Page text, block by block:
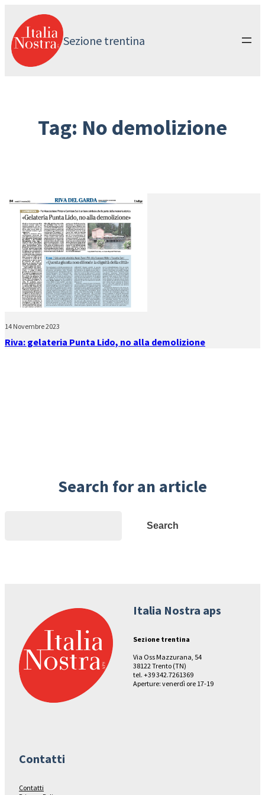
contenuto
Sezione trentina
Tag: No demolizione
14 Novembre 2023
Riva: gelateria Punta Lido, no alla demolizione
Search for an article
Search
Italia Nostra aps
Sezione trentina
Via Oss Mazzurana, 54
38122 Trento (TN)
tel. +39 342.7261369
Aperture: venerdì ore 17-19
Contatti
Contatti